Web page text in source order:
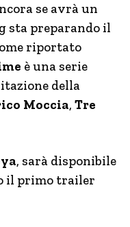
se avrà un
sta preparando il
riportato
è una serie
della
Moccia, Tre
, sarà disponibile
il primo trailer